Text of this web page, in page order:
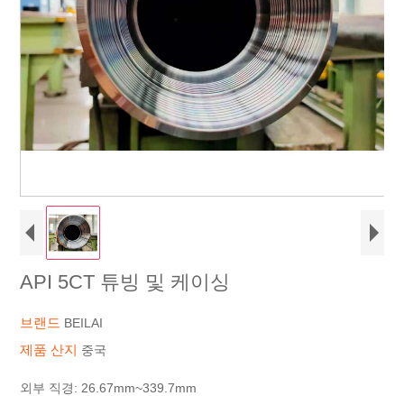
API 5CT 튜빙 및 케이싱
브랜드 BEILAI
제품 산지 중국
외부 직경: 26.67mm~339.7mm